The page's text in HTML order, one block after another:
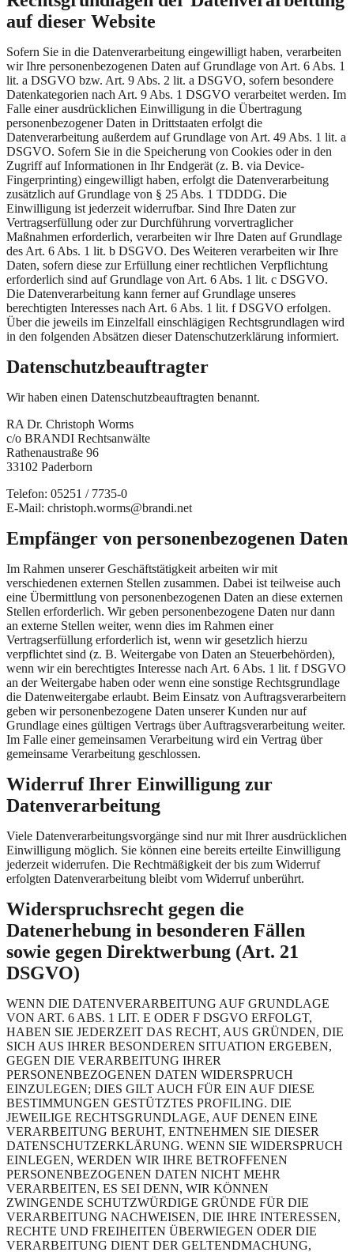
auf dieser Website
Sofern Sie in die Datenverarbeitung eingewilligt haben, verarbeiten
wir Ihre personenbezogenen Daten auf Grundlage von Art. 6 Abs. 1
lit. a DSGVO bzw. Art. 9 Abs. 2 lit. a DSGVO, sofern besondere
Datenkategorien nach Art. 9 Abs. 1 DSGVO verarbeitet werden. Im
Falle einer ausdrücklichen Einwilligung in die Übertragung
personenbezogener Daten in Drittstaaten erfolgt die
Datenverarbeitung außerdem auf Grundlage von Art. 49 Abs. 1 lit. a
DSGVO. Sofern Sie in die Speicherung von Cookies oder in den
Zugriff auf Informationen in Ihr Endgerät (z. B. via Device-
Fingerprinting) eingewilligt haben, erfolgt die Datenverarbeitung
zusätzlich auf Grundlage von § 25 Abs. 1 TDDDG. Die
Einwilligung ist jederzeit widerrufbar. Sind Ihre Daten zur
Vertragserfüllung oder zur Durchführung vorvertraglicher
Maßnahmen erforderlich, verarbeiten wir Ihre Daten auf Grundlage
des Art. 6 Abs. 1 lit. b DSGVO. Des Weiteren verarbeiten wir Ihre
Daten, sofern diese zur Erfüllung einer rechtlichen Verpflichtung
erforderlich sind auf Grundlage von Art. 6 Abs. 1 lit. c DSGVO.
Die Datenverarbeitung kann ferner auf Grundlage unseres
berechtigten Interesses nach Art. 6 Abs. 1 lit. f DSGVO erfolgen.
Über die jeweils im Einzelfall einschlägigen Rechtsgrundlagen wird
in den folgenden Absätzen dieser Datenschutzerklärung informiert.
Datenschutz­beauftragter
Wir haben einen Datenschutzbeauftragten benannt.
RA Dr. Christoph Worms
c/o BRANDI Rechtsanwälte
Rathenaustraße 96
33102 Paderborn
Telefon: 05251 / 7735-0
E-Mail: christoph.worms@brandi.net
Empfänger von personenbezogenen Daten
Im Rahmen unserer Geschäftstätigkeit arbeiten wir mit
verschiedenen externen Stellen zusammen. Dabei ist teilweise auch
eine Übermittlung von personenbezogenen Daten an diese externen
Stellen erforderlich. Wir geben personenbezogene Daten nur dann
an externe Stellen weiter, wenn dies im Rahmen einer
Vertragserfüllung erforderlich ist, wenn wir gesetzlich hierzu
verpflichtet sind (z. B. Weitergabe von Daten an Steuerbehörden),
wenn wir ein berechtigtes Interesse nach Art. 6 Abs. 1 lit. f DSGVO
an der Weitergabe haben oder wenn eine sonstige Rechtsgrundlage
die Datenweitergabe erlaubt. Beim Einsatz von Auftragsverarbeitern
geben wir personenbezogene Daten unserer Kunden nur auf
Grundlage eines gültigen Vertrags über Auftragsverarbeitung weiter.
Im Falle einer gemeinsamen Verarbeitung wird ein Vertrag über
gemeinsame Verarbeitung geschlossen.
Widerruf Ihrer Einwilligung zur
Datenverarbeitung
Viele Datenverarbeitungsvorgänge sind nur mit Ihrer ausdrücklichen
Einwilligung möglich. Sie können eine bereits erteilte Einwilligung
jederzeit widerrufen. Die Rechtmäßigkeit der bis zum Widerruf
erfolgten Datenverarbeitung bleibt vom Widerruf unberührt.
Widerspruchsrecht gegen die
Datenerhebung in besonderen Fällen
sowie gegen Direktwerbung (Art. 21
DSGVO)
WENN DIE DATENVERARBEITUNG AUF GRUNDLAGE
VON ART. 6 ABS. 1 LIT. E ODER F DSGVO ERFOLGT,
HABEN SIE JEDERZEIT DAS RECHT, AUS GRÜNDEN, DIE
SICH AUS IHRER BESONDEREN SITUATION ERGEBEN,
GEGEN DIE VERARBEITUNG IHRER
PERSONENBEZOGENEN DATEN WIDERSPRUCH
EINZULEGEN; DIES GILT AUCH FÜR EIN AUF DIESE
BESTIMMUNGEN GESTÜTZTES PROFILING. DIE
JEWEILIGE RECHTSGRUNDLAGE, AUF DENEN EINE
VERARBEITUNG BERUHT, ENTNEHMEN SIE DIESER
DATENSCHUTZERKLÄRUNG. WENN SIE WIDERSPRUCH
EINLEGEN, WERDEN WIR IHRE BETROFFENEN
PERSONENBEZOGENEN DATEN NICHT MEHR
VERARBEITEN, ES SEI DENN, WIR KÖNNEN
ZWINGENDE SCHUTZWÜRDIGE GRÜNDE FÜR DIE
VERARBEITUNG NACHWEISEN, DIE IHRE INTERESSEN,
RECHTE UND FREIHEITEN ÜBERWIEGEN ODER DIE
VERARBEITUNG DIENT DER GELTENDMACHUNG,